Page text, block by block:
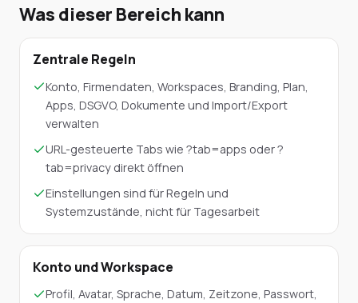
Was dieser Bereich kann
Zentrale Regeln
Konto, Firmendaten, Workspaces, Branding, Plan,
Apps, DSGVO, Dokumente und Import/Export
verwalten
URL-gesteuerte Tabs wie ?tab=apps oder ?
tab=privacy direkt öffnen
Einstellungen sind für Regeln und
Systemzustände, nicht für Tagesarbeit
Konto und Workspace
Profil, Avatar, Sprache, Datum, Zeitzone, Passwort,